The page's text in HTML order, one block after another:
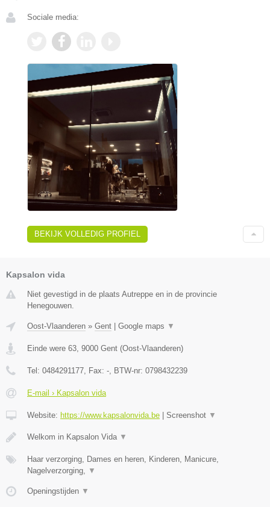
Sociale media:
BEKIJK VOLLEDIG PROFIEL
Kapsalon vida
Niet gevestigd in de plaats Autreppe en in de provincie
Henegouwen.
Oost-Vlaanderen » Gent | Google maps ▼
Einde were 63 9000 Gent (Oost-Vlaanderen)
Tel: 0484291177 , Fax: - , BTW-nr: 0798432239
E-mail › Kapsalon vida
Website: https://www.kapsalonvida.be | Screenshot ▼
Welkom in Kapsalon Vida ▼
Haar verzorging, Dames en heren, Kinderen, Manicure,
Nagelverzorging,
▼
Openingstijden ▼